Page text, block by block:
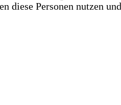
Personen nutzen